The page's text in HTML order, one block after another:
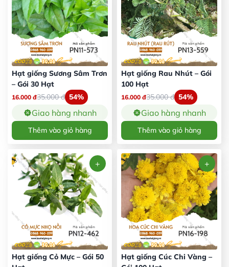
Hạt giống Sương Sâm Trơn
– Gói 30 Hạt
16.000 đ35.000đ 54%
Giao hàng nhanh
Thêm vào giỏ hàng
Hạt giống Rau Nhút – Gói
100 Hạt
16.000 đ35.000đ 54%
Giao hàng nhanh
Thêm vào giỏ hàng
Hạt giống Cỏ Mực – Gói 50
Hạt giống Cúc Chi Vàng –